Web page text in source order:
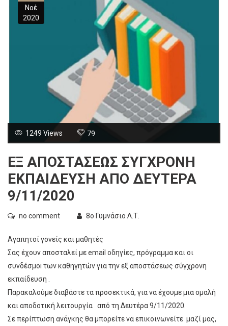
Νοέ
2020
1249 Views 79
ΕΞ ΑΠΟΣΤΑΣΕΩΣ ΣΥΓΧΡΟΝΗ
ΕΚΠΑΙΔΕΥΣΗ ΑΠΟ ΔΕΥΤΕΡΑ
9/11/2020
no comment 8ο Γυμνάσιο Λ.Τ.
Αγαπητοί γονείς και μαθητές
Σας έχουν αποσταλεί με email οδηγίες, πρόγραμμα και οι
συνδέσμoi των καθηγητών για την εξ αποστάσεως σύγχρονη
εκπαίδευση .
Παρακαλούμε διαβάστε τα προσεκτικά, για να έχουμε μια ομαλή
και αποδοτική λειτουργία από τη Δευτέρα 9/11/2020.
Σε περίπτωση ανάγκης θα μπορείτε να επικοινωνείτε μαζί μας,